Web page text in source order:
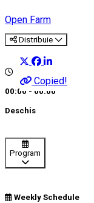
Open Farm
Distribuie
Copied!
00:00 - 00:00
Deschis
Program
Weekly Schedule